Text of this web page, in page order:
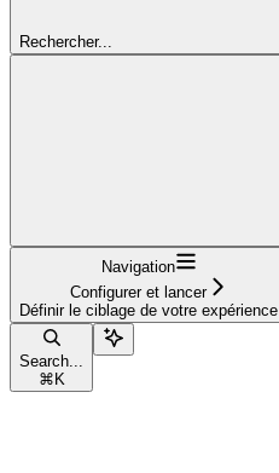
Rechercher...
Navigation
Configurer et lancer
Définir le ciblage de votre expérience
Search...
⌘ K